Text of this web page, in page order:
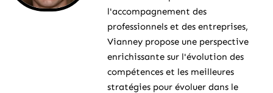
l'accompagnement des
professionnels et des entreprises,
Vianney propose une perspective
enrichissante sur l'évolution des
compétences et les meilleures
stratégies pour évoluer dans le